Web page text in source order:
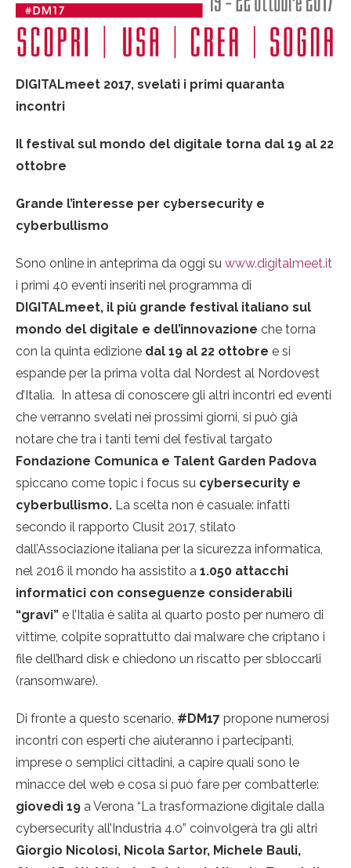
DIGITALmeet 2017, svelati i primi quaranta
incontri
Il festival sul mondo del digitale torna dal 19 al 22
ottobre
Grande l’interesse per cybersecurity e
cyberbullismo
Sono online in anteprima da oggi su www.digitalmeet.it
i primi 40 eventi inseriti nel programma di
DIGITALmeet, il più grande festival italiano sul
mondo del digitale e dell’innovazione che torna
con la quinta edizione dal 19 al 22 ottobre e si
espande per la prima volta dal Nordest al Nordovest
d’Italia. In attesa di conoscere gli altri incontri ed eventi
che verranno svelati nei prossimi giorni, si può già
notare che tra i tanti temi del festival targato
Fondazione Comunica e Talent Garden Padova
spiccano come topic i focus su cybersecurity e
cyberbullismo. La scelta non è casuale: infatti
secondo il rapporto Clusit 2017, stilato
dall’Associazione italiana per la sicurezza informatica,
nel 2016 il mondo ha assistito a 1.050 attacchi
informatici con conseguenze considerabili
“gravi” e l’Italia è salita al quarto posto per numero di
vittime, colpite soprattutto dai malware che criptano i
file dell’hard disk e chiedono un riscatto per sbloccarli
(ransomware).
Di fronte a questo scenario, #DM17 propone numerosi
incontri con esperti che aiuteranno i partecipanti,
imprese o semplici cittadini, a capire quali sono le
minacce del web e cosa si può fare per combatterle:
giovedì 19 a Verona “La trasformazione digitale dalla
cybersecurity all’Industria 4.0” coinvolgerà tra gli altri
Giorgio Nicolosi, Nicola Sartor, Michele Bauli,